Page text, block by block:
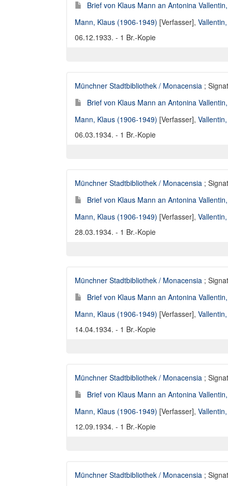
Brief von Klaus Mann an Antonina
Mann, Klaus (1906-1949) [Verfasser],
06.12.1933. - 1 Br.-Kopie
Münchner Stadtbibliothek / Monacensia ;
Brief von Klaus Mann an Antonina
Mann, Klaus (1906-1949) [Verfasser],
06.03.1934. - 1 Br.-Kopie
Münchner Stadtbibliothek / Monacensia ;
Brief von Klaus Mann an Antonina
Mann, Klaus (1906-1949) [Verfasser],
28.03.1934. - 1 Br.-Kopie
Münchner Stadtbibliothek / Monacensia ;
Brief von Klaus Mann an Antonina
Mann, Klaus (1906-1949) [Verfasser],
14.04.1934. - 1 Br.-Kopie
Münchner Stadtbibliothek / Monacensia ;
Brief von Klaus Mann an Antonina
Mann, Klaus (1906-1949) [Verfasser],
12.09.1934. - 1 Br.-Kopie
Münchner Stadtbibliothek / Monacensia ;